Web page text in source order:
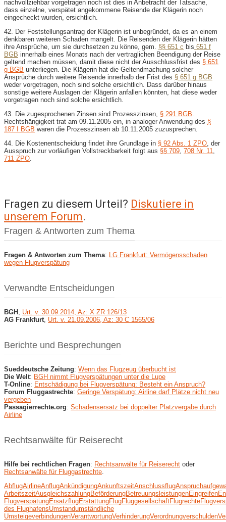
nachvollziehbar vorgetragen noch ist dies in Anbetracht der Tatsache,
dass einzelne, verspätet angekommene Reisende der Klägerin noch
eingecheckt wurden, ersichtlich.
42. Der Feststellungsantrag der Klägerin ist unbegründet, da es an einem
denkbaren weiteren Schaden mangelt. Die Reisenden der Klägerin hätten
ihre Ansprüche, um sie durchsetzen zu könne, gem. §§ 651 c bis 651 f
BGB innerhalb eines Monats nach der vertraglichen Beendigung der Reise
geltend machen müssen, damit diese nicht der Ausschlussfrist des § 651
g BGB unterliegen. Die Klägerin hat die Geltendmachung solcher
Ansprüche durch weitere Reisende innerhalb der Frist des § 651 g BGB
weder vorgetragen, noch sind solche ersichtlich. Dass darüber hinaus
sonstige weitere Auslagen der Klägerin anfallen könnten, hat diese weder
vorgetragen noch sind solche ersichtlich.
43. Die zugesprochenen Zinsen sind Prozesszinsen, § 291 BGB
Rechtshängigkeit trat am 09.11.2005 ein, in analoger Anwendung des §
187 I BGB waren die Prozesszinsen ab 10.11.2005 zuzusprechen.
44. Die Kostenentscheidung findet ihre Grundlage in § 92 Abs. 1 ZPO , der
Ausspruch zur vorläufigen Vollstreckbarkeit folgt aus §§ 709 708 Nr. 11
711 ZPO
Fragen zu diesem Urteil? Diskutiere in
unserem Forum.
Fragen & Antworten zum Thema
Fragen & Antworten zum Thema: LG Frankfurt: Vermögensschaden
wegen Flugverspätung
Verwandte Entscheidungen
BGH Urt. v. 30.09.2014, Az: X ZR 126/13
AG Frankfurt Urt. v. 21.09.2006, Az: 30 C 1565/06
Berichte und Besprechungen
Sueddeutsche Zeitung: Wenn das Flugzeug überbucht ist
Die Welt: BGH nimmt Flugverspätungen unter die Lupe
T-Online: Entschädigung bei Flugverspätung: Besteht ein Anspruch?
Forum Fluggastrechte: Geringe Verspätung: Airline darf Plätze nicht neu
vergeben
Passagierrechte.org: Schadensersatz bei doppelter Platzvergabe durch
Airline
Rechtsanwälte für Reiserecht
Hilfe bei rechtlichen Fragen: Rechtsanwälte für Reiserecht oder
Rechtsanwälte für Fluggastrechte
AbflugAirlineAnflugAnkündigungAnkunftszeitAnschlussflugAnspruch
ArbeitszeitAusgleichszahlungBeförderungBetreuungsleistungenEingreifen
FlugverspätungErsatzflugErstattungFlugFluggesellschaftFlugrechte
des FlughafensUmstandumständliche
UmsteigeverbindungenVerantwortungVerhinderungVerordnungverschulden